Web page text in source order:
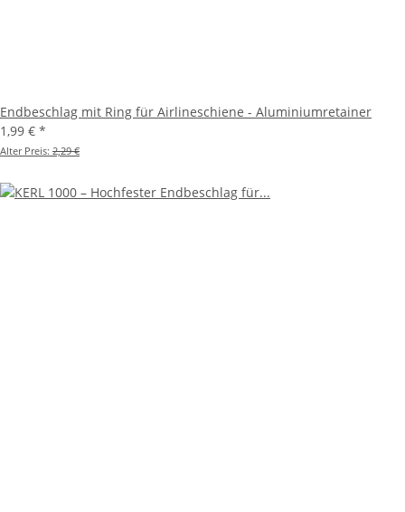
Endbeschlag mit Ring für Airlineschiene - Aluminiumretainer
1,99 € *
Alter Preis: 2,29 €